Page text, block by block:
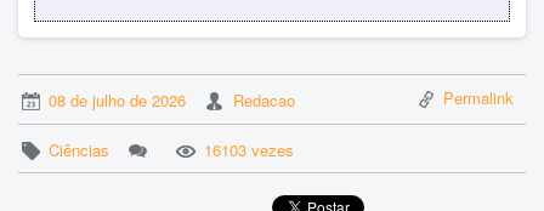
08 de julho de 2026 Redacao Permalink
Ciências 16103 vezes